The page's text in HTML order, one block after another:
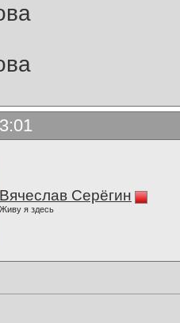
Вячеслав Серёгин
Живу я здесь